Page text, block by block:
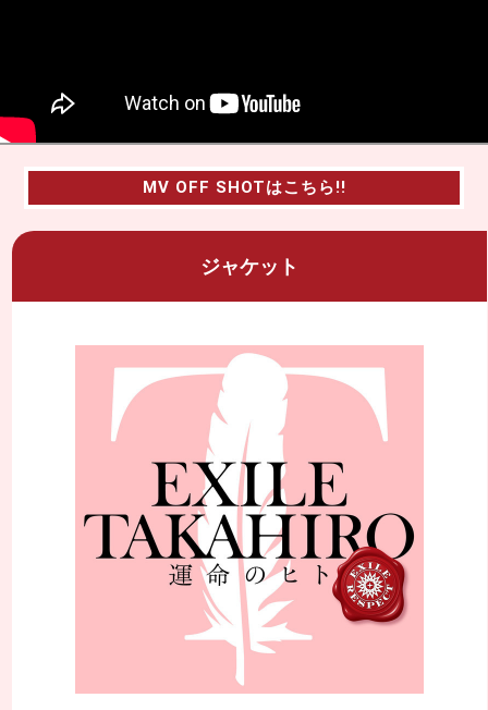
MV OFF SHOTはこちら!!
MV OFF SHOTはこちら!!
ジャケット